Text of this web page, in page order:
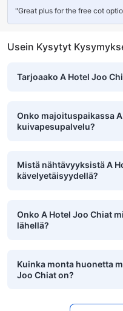
"Great plus for the free cot
Usein Kysytyt
Tarjoaako A Hotel Joo
Onko majoituspaikassa
kuivapesupalvelu?
Mistä nähtävyyksistä A
kävelyetäisyydellä?
Onko A Hotel Joo Chiat
lähellä?
Kuinka monta huonetta
Joo Chiat on?